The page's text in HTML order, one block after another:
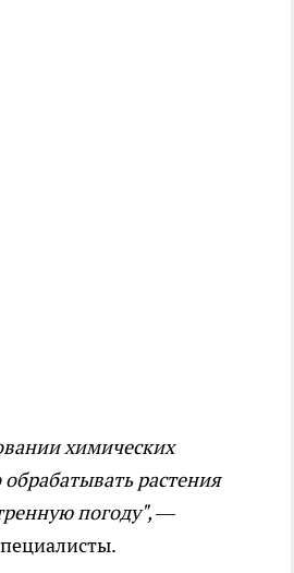
химических
растения
погоду",—